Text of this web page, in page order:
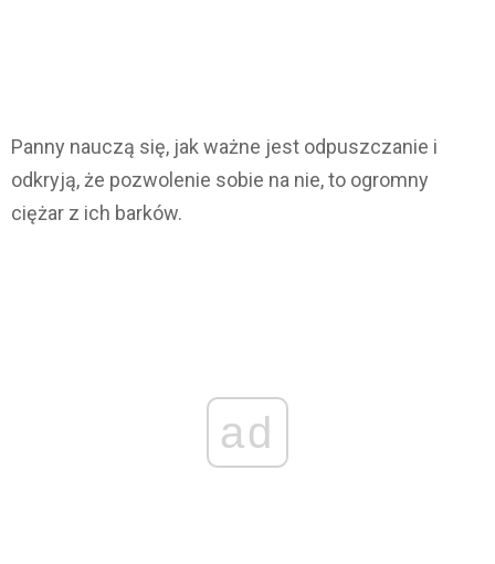
Panny nauczą się, jak ważne jest odpuszczanie i
odkryją, że pozwolenie sobie na nie, to ogromny
ciężar z ich barków.
ad